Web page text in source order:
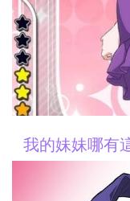
我的妹妹哪有